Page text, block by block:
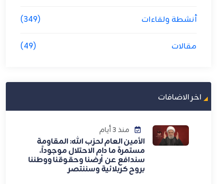
أنشطة ولقاءات (349)
مقالات (49)
اخر الاضافات
منذ 3 أيام
الأمين العام لحزب الله: المقاومة
مستمرة ما دام الاحتلال موجوداً،
سندافع عن أرضنا وحقوقنا ووطننا
بروح كربلائية وسننتصر